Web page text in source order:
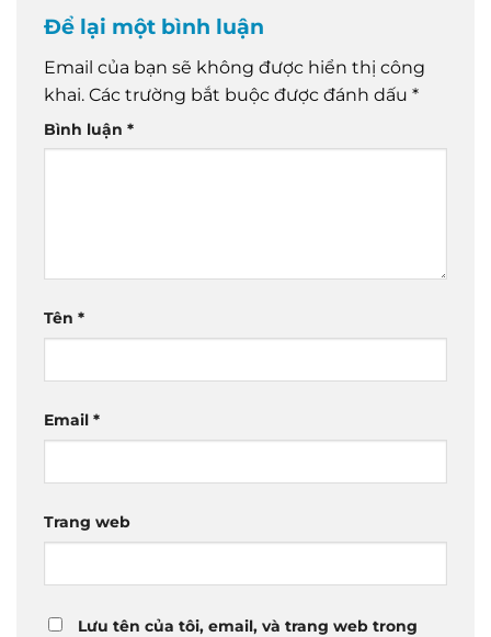
Để lại một bình luận
Email của bạn sẽ không được hiển thị công
khai. Các trường bắt buộc được đánh dấu *
Bình luận *
Tên *
Email *
Trang web
Lưu tên của tôi, email, và trang web trong